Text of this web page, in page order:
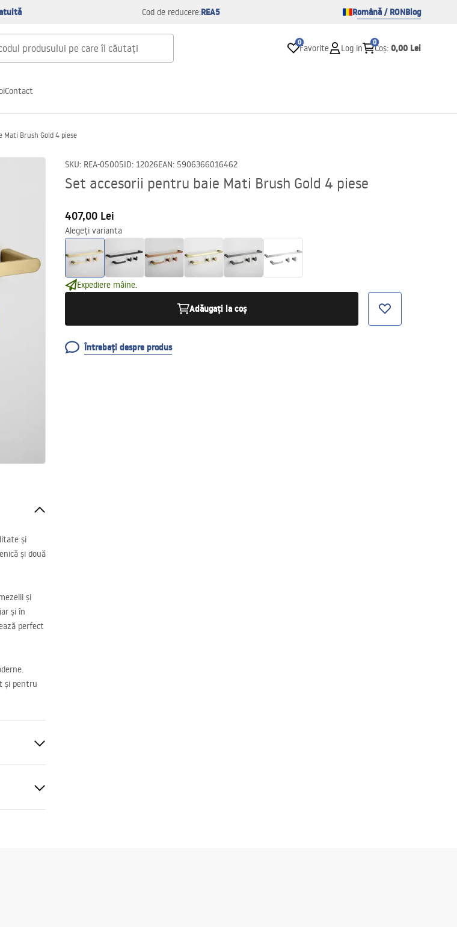
Cod de reducere:REA5 Română / RONBlog
0
Favorite Log in
0
Coș: 0,00 Lei
Contact
Mati Brush Gold 4 piese
SKU: REA-05005ID: 12026EAN: 5906366016462
Set accesorii pentru baie Mati Brush Gold 4 piese
407,00 Lei
Alegeți varianta
Expediere mâine.
Adăugați la coș
Întrebați despre produs
și
și două
și
și în
perfect
și pentru